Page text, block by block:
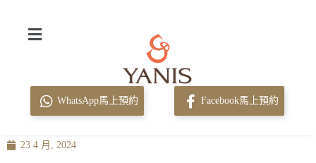
WhatsApp馬上預約 Facebook馬上預約
23 4 月, 2024